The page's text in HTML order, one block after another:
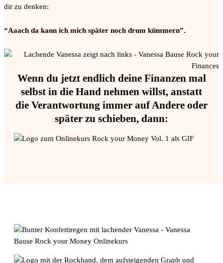
dir zu denken:
“Aaach da kann ich mich später noch drum kümmern”.
Wenn du jetzt endlich deine Finanzen mal
selbst in die Hand nehmen willst, anstatt
die Verantwortung immer auf Andere oder
später zu schieben, dann: